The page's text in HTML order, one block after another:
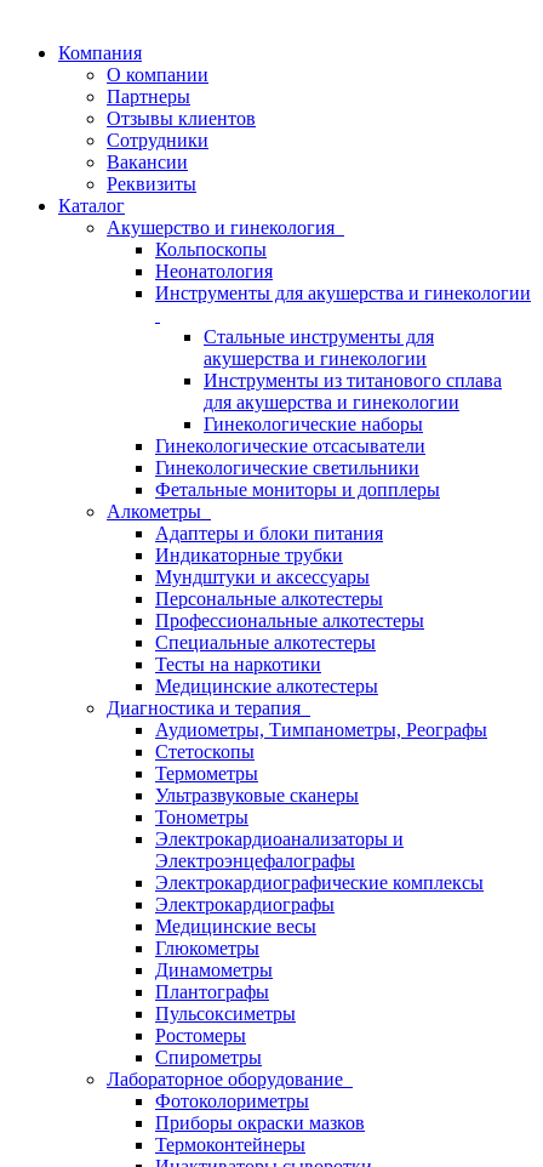
Компания
О компании
Партнеры
Отзывы клиентов
Сотрудники
Вакансии
Реквизиты
Каталог
Акушерство и гинекология
Кольпоскопы
Неонатология
Инструменты для акушерства и гинекологии
Стальные инструменты для
акушерства и гинекологии
Инструменты из титанового сплава
для акушерства и гинекологии
Гинекологические наборы
Гинекологические отсасыватели
Гинекологические светильники
Фетальные мониторы и допплеры
Алкометры
Адаптеры и блоки питания
Индикаторные трубки
Мундштуки и аксессуары
Персональные алкотестеры
Профессиональные алкотестеры
Специальные алкотестеры
Тесты на наркотики
Медицинские алкотестеры
Диагностика и терапия
Аудиометры, Тимпанометры, Реографы
Стетоскопы
Термометры
Ультразвуковые сканеры
Тонометры
Электрокардиоанализаторы и
Электроэнцефалографы
Электрокардиографические комплексы
Электрокардиографы
Медицинские весы
Глюкометры
Динамометры
Плантографы
Пульсоксиметры
Ростомеры
Спирометры
Лабораторное оборудование
Фотоколориметры
Приборы окраски мазков
Термоконтейнеры